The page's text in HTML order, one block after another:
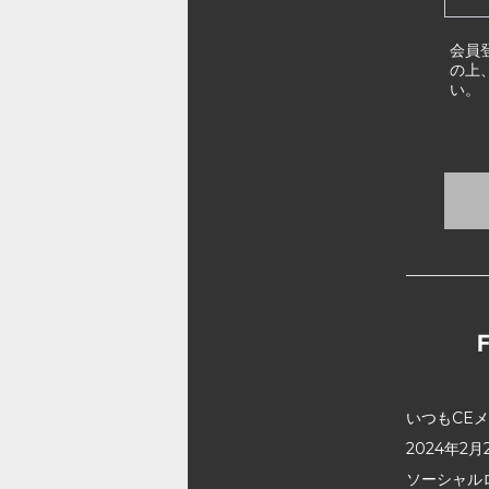
会員
の上
い。
いつもCE
2024年2月
ソーシャ